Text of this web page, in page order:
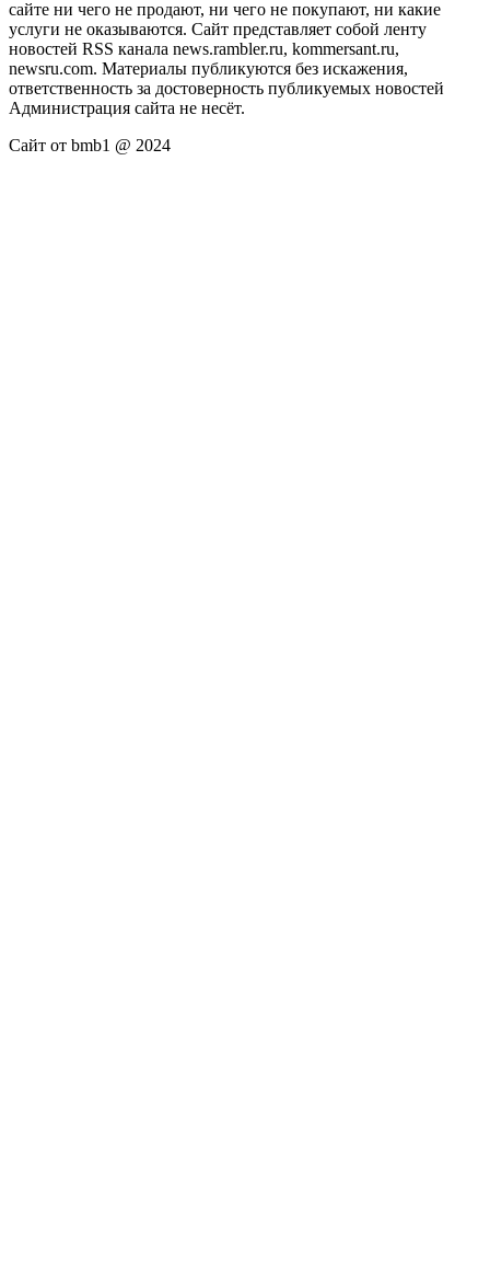
сайте ни чего не продают, ни чего не покупают, ни какие
услуги не оказываются. Сайт представляет собой ленту
новостей RSS канала news.rambler.ru, kommersant.ru,
newsru.com. Материалы публикуются без искажения,
ответственность за достоверность публикуемых новостей
Администрация сайта не несёт.
Сайт от bmb1 @ 2024